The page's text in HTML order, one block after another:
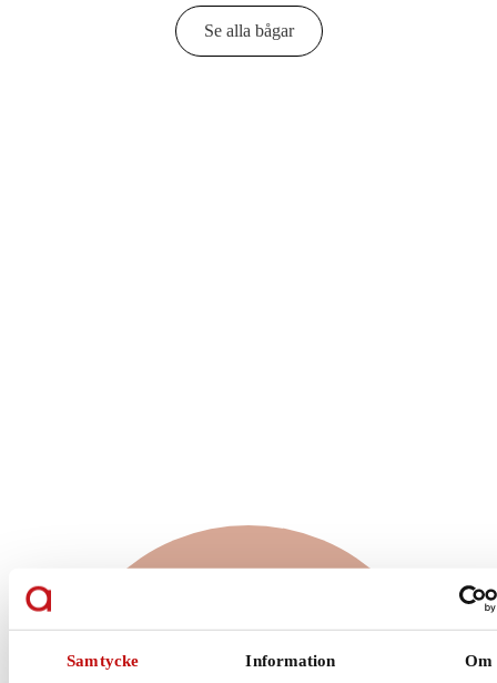
Samtycke Information Om
Se alla bågar
för just dig?